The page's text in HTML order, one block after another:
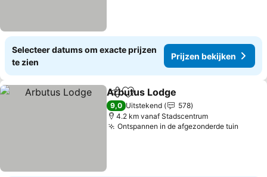
Selecteer datums om exacte prijzen
te zien
Prijzen bekijken
DelenToevoegen aan favorieten
Arbutus Lodge
9,0 Uitstekend
578
4.2 km vanaf Stadscentrum
Ontspannen in de afgezonderde tuin